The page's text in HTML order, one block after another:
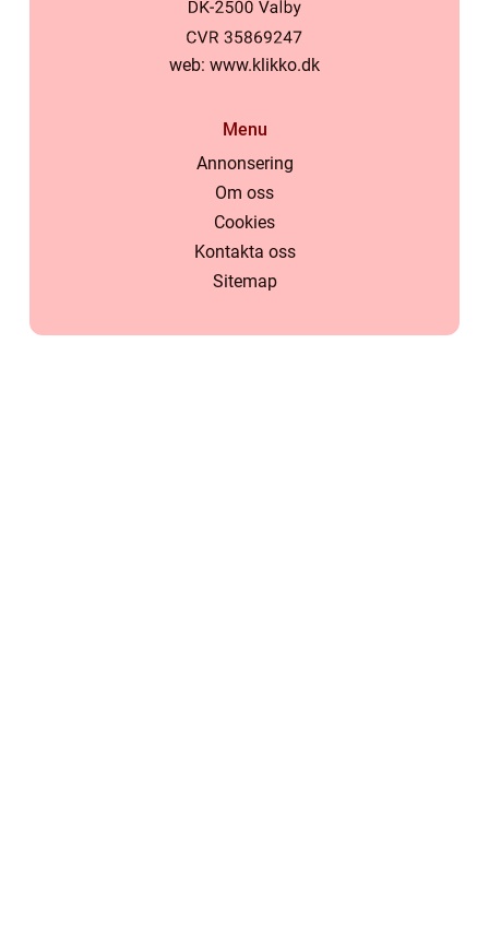
web: www.klikko.dk
Menu
Annonsering
Om oss
Cookies
Kontakta oss
Sitemap